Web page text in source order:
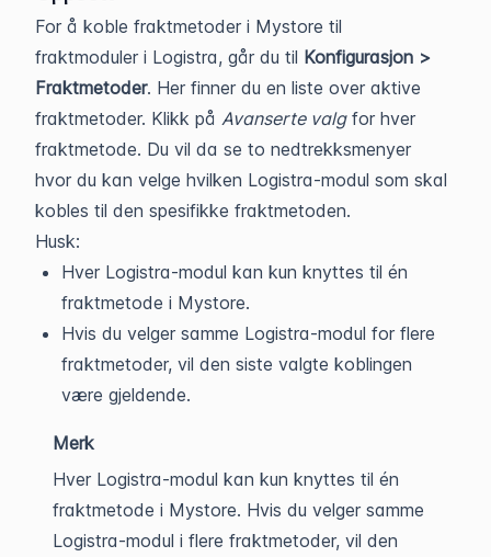
For å koble fraktmetoder i Mystore til
fraktmoduler i Logistra, går du til Konfigurasjon >
Fraktmetoder. Her finner du en liste over aktive
fraktmetoder. Klikk på Avanserte valgfor hver
fraktmetode. Du vil da se to nedtrekksmenyer
hvor du kan velge hvilken Logistra-modul som skal
kobles til den spesifikke fraktmetoden.
Husk:
Hver Logistra-modul kan kun knyttes til én
fraktmetode i Mystore.
Hvis du velger samme Logistra-modul for flere
fraktmetoder, vil den siste valgte koblingen
være gjeldende.
Merk
Hver Logistra-modul kan kun knyttes til én
fraktmetode i Mystore. Hvis du velger samme
Logistra-modul i flere fraktmetoder, vil den